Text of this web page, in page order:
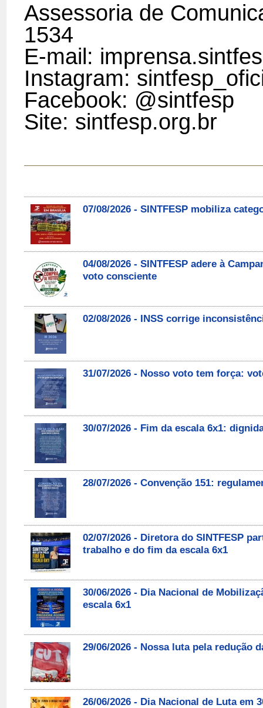
Assessoria de
1534
E-mail:
Instagram:
Facebook: @sintfesp
Site: sintfesp.org.br
07/08/2026 - SINTFESP mobiliza
04/08/2026 - SINTFESP adere à
voto consciente
02/08/2026 - INSS corrige
31/07/2026 - Nosso voto tem força:
30/07/2026 - Fim da escala 6x1:
28/07/2026 - Convenção 151:
02/07/2026 - Diretora do SINTFESP
trabalho e do fim da escala 6x1
30/06/2026 - Dia Nacional de
escala 6x1
29/06/2026 - Nossa luta pela redução
26/06/2026 - Dia Nacional de Luta em